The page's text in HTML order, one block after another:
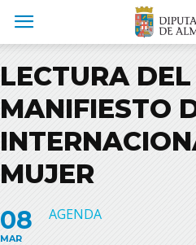
LECTURA DEL
MANIFIESTO
MUJER
08
MAR
AGENDA